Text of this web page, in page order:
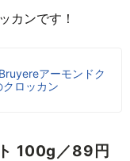
カンです！
アーモンドク
ロッカン
100g／89円